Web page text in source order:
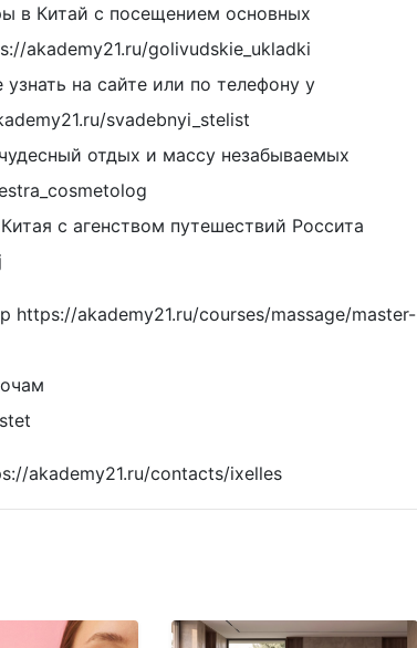
в Китай с посещением основных
akademy21.ru/golivudskie_ukladki
на сайте или по телефону у
svadebnyi_stelist
отдых и массу незабываемых
с агенством путешествий Россита
akademy21.ru/courses/massage/master-
akademy21.ru/contacts/ixelles